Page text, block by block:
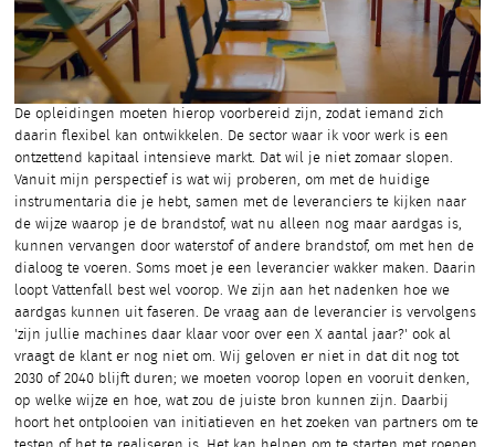
De opleidingen moeten hierop voorbereid zijn, zodat iemand zich
daarin flexibel kan ontwikkelen. De sector waar ik voor werk is een
ontzettend kapitaal intensieve markt. Dat wil je niet zomaar slopen.
Vanuit mijn perspectief is wat wij proberen, om met de huidige
instrumentaria die je hebt, samen met de leveranciers te kijken naar
de wijze waarop je de brandstof, wat nu alleen nog maar aardgas is,
kunnen vervangen door waterstof of andere brandstof, om met hen de
dialoog te voeren. Soms moet je een leverancier wakker maken. Daarin
loopt Vattenfall best wel voorop. We zijn aan het nadenken hoe we
aardgas kunnen uit faseren. De vraag aan de leverancier is vervolgens
'zijn jullie machines daar klaar voor over een X aantal jaar?' ook al
vraagt de klant er nog niet om. Wij geloven er niet in dat dit nog tot
2030 of 2040 blijft duren; we moeten voorop lopen en vooruit denken,
op welke wijze en hoe, wat zou de juiste bron kunnen zijn. Daarbij
hoort het ontplooien van initiatieven en het zoeken van partners om te